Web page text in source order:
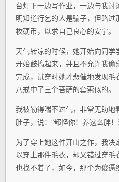
台灯下一边写作业，一边与我讨
明知道行乞的人是骗子，但路
枚硬币，以求自己良心的安宁。
天气转凉的时候，她开始向同
开始鼓捣起来，并且不允许我偷
完成，试穿时她才悲催地发现毛
八戒中了三个菩萨的套索似的。
我被勒得喘不过气，非常无助地
肚子，说：“都怪你！养这么胖
为了穿上她这件开山之作，我
以穿上那件毛衣，却又错过穿
也找不着了，如今，那个为傻逼